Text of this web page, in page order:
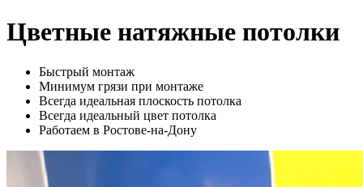
Цветные натяжные потолки
Быстрый монтаж
Минимум грязи при монтаже
Всегда идеальная плоскость потолка
Всегда идеальный цвет потолка
Работаем в Ростове-на-Дону